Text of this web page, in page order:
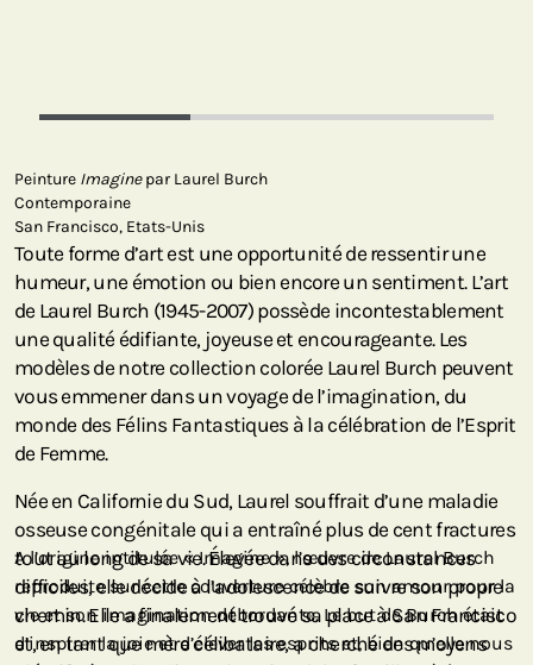
Peinture Imaginepar Laurel Burch
Contemporaine
San Francisco, Etats-Unis
Toute forme d’art est une opportunité de ressentir une
humeur, une émotion ou bien encore un sentiment. L’art
de Laurel Burch (1945-2007) possède incontestablement
une qualité édifiante, joyeuse et encourageante. Les
modèles de notre collection colorée Laurel Burch peuvent
vous emmener dans un voyage de l’imagination, du
monde des Félins Fantastiques à la célébration de l’Esprit
de Femme.
Née en Californie du Sud, Laurel souffrait d’une maladie
osseuse congénitale qui a entraîné plus de cent fractures
tout au long de sa vie. Élevée dans des circonstances
difficiles, elle décide à l’adolescence de suivre son propre
chemin. Elle a finalement trouvé sa place à San Francisco
et, en tant que mère célibataire, a cherché des moyens
A l’origine intitulée « Imagine », l’œuvre de Laurel Burch
reproduite sur cette couverture célèbre son amour pour la
vie et son imagination débordante. Le but de Burch était
d’inspirer la joie et d’élever les esprits et, bien qu’elle nous